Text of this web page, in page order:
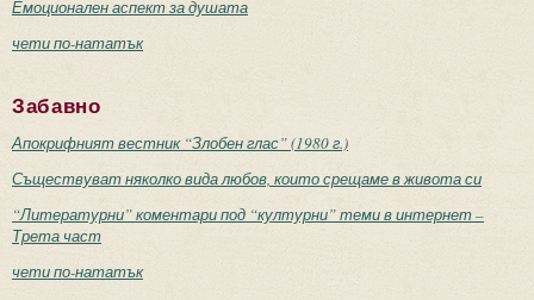
Емоционален аспект за душата
чети по-нататък
Забавно
Апокрифният вестник “Злобен глас” (1980 г.)
Съществуват няколко вида любов, които срещаме в живота си
“Литературни” коментари под “културни” теми в интернет –
Трета част
чети по-нататък